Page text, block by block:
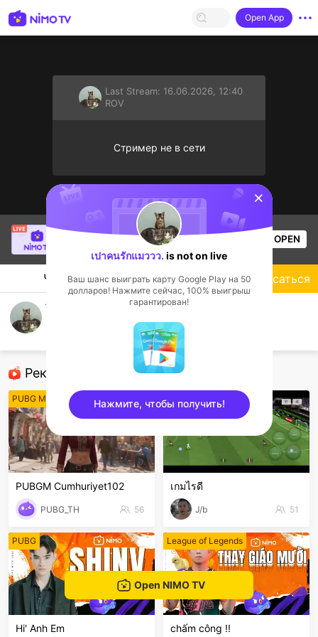
Open App
Last Stream: 16.06.2026, 12:40
ROV
Стример не в сети
SBTC ShinV
is live!
OPEN
Чат Стример
Рекомендованные стримеры
PUBG Mobile
PUBGM Cumhuriyet102
PUBG_TH 56
เกมไรดี
J/b 51
PUBG
Hi' Anh Em
League of Legends
chấm công !!
Подписаться
Open NIMO TV
sentinelStart
เปาคนรักแมววว. is not on live
Ваш шанс выиграть карту Google Play на 50
долларов! Нажмите сейчас, 100% выигрыш
гарантирован!
Нажмите, чтобы получить!
sentinelEnd